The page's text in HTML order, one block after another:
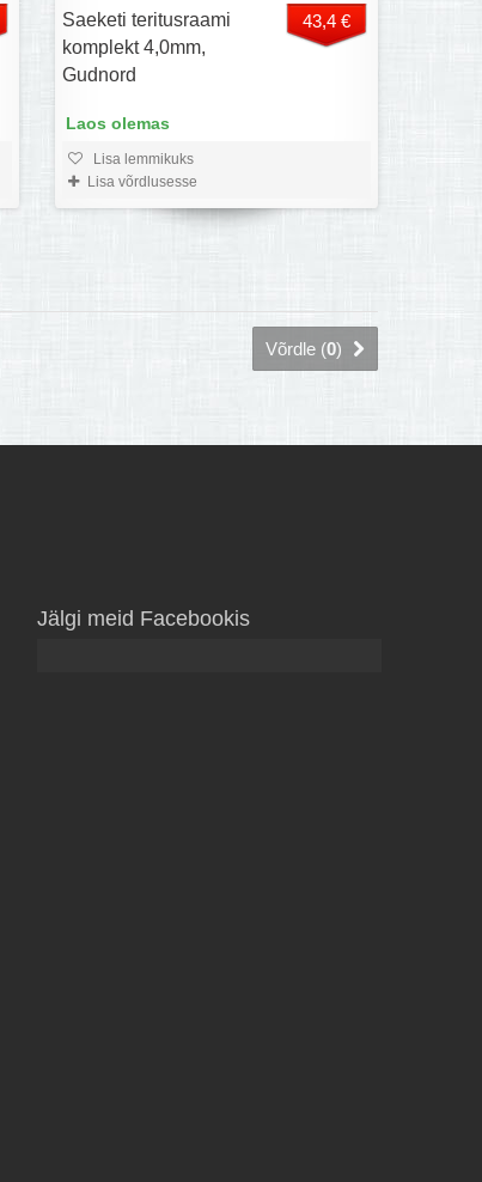
Saeketi teritusraami
komplekt 4,0mm,
Gudnord
43,4 €
Laos olemas
Lisa lemmikuks
Lisa võrdlusesse
Võrdle (0)
Jälgi meid Facebookis